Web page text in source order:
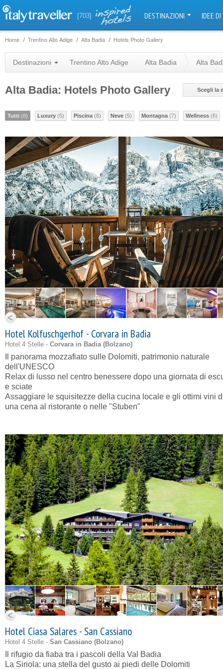
[703] DESTINAZIONI IDEE
Home Trentino Alto Adige Alta Badia Hotels Photo Gallery
Destinazioni Trentino Alto Adige Alta Badia Alta
Alta Badia: Hotels Photo Gallery Scegli la
Tutti (8) Luxury (5) Piscina (8) Neve (5) Montagna (7) Wellness (6)
Hotel Kolfuschgerhof - Corvara in Badia
Hotel 4 Stelle - Corvara in Badia (Bolzano)
Il panorama mozzafiato sulle Dolomiti, patrimonio naturale
dell'UNESCO
Relax di lusso nel centro benessere dopo una giornata di
e sciate
Assaggiare le squisitezze della cucina locale e gli ottimi vini
una cena al ristorante o nelle "Stuben"
Hotel Ciasa Salares - San Cassiano
Hotel 4 Stelle - San Cassiano (Bolzano)
Il rifugio da fiaba tra i pascoli della Val Badia
La Siriola: una stella del gusto ai piedi delle Dolomiti